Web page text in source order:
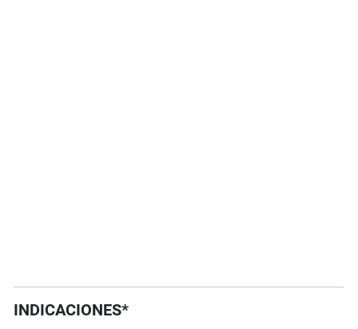
INDICACIONES*